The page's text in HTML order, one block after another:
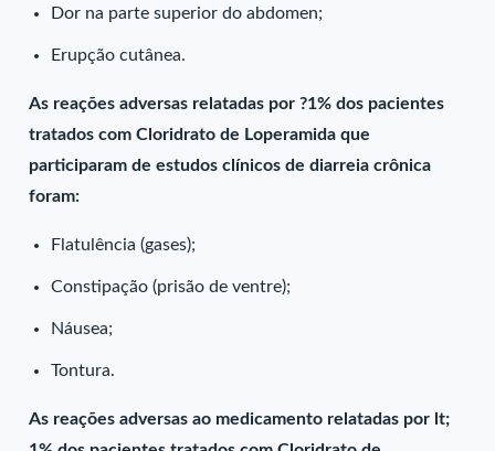
Dor na parte superior do abdomen;
Erupção cutânea.
As reações adversas relatadas por ?1% dos pacientes
tratados com Cloridrato de Loperamida que
participaram de estudos clínicos de diarreia crônica
foram:
Flatulência (gases);
Constipação (prisão de ventre);
Náusea;
Tontura.
As reações adversas ao medicamento relatadas por lt;